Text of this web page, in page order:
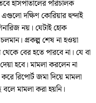
হাসপাতালের পরিচালক
দক্ষিণ কোরিয়ার হুন্দাই
নয়। যেটাই হোক
প্রকল্প শেষ না হওয়া
বের হতে পারবে না। যে বা
হবে। মামলা করলেন না
রিপোর্ট জমা দিয়ে মামলা
বলে মামলা করা হয়নি।